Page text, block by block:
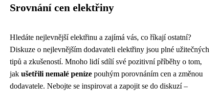
Srovnání cen elektřiny
Hledáte nejlevnější elektřinu a zajímá vás, co říkají ostatní?
Diskuze o nejlevnějším dodavateli elektřiny jsou plné užitečných
tipů a zkušeností. Mnoho lidí sdílí své pozitivní příběhy o tom,
jak ušetřili nemalé peníze pouhým porovnáním cen a změnou
dodavatele. Nebojte se inspirovat a zapojit se do diskuzí –